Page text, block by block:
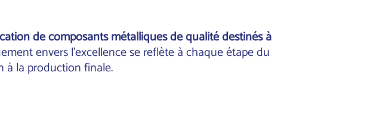
de composants métalliques de qualité destinés à
envers l’excellence se reflète à chaque étape du
à la production finale.